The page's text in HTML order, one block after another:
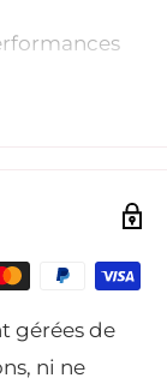
de
de vie.
gérées de
ni ne